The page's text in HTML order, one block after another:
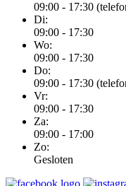
09:00 - 17:30
Di:
09:00 - 17:30
Wo:
09:00 - 17:30
Do:
09:00 - 17:30
Vr:
09:00 - 17:30
Za:
09:00 - 17:00
Zo:
Gesloten